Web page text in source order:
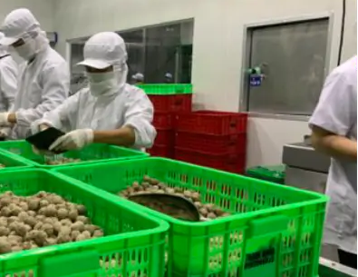
1,1 tỷ đồng vào tài khoản của chính mình, người
chặn giao dịch
tấn cùng nâng khung thép 125 tấn cho nhà hát
tỷ đồng
Việt Anh - Quỳnh Nga
gia đình thích đặt 1 lọ dầu gió trong nhà vệ
lực lượng Ukraine
titan, Chủ tịch Tập đoàn Hưng Thịnh lãnh 10 năm tù
hiện bí mật dưới mỏ đa kim loại vàng, bạc - thân
hé lộ dư địa khai thác lớn
tạo ra virus bằng AI